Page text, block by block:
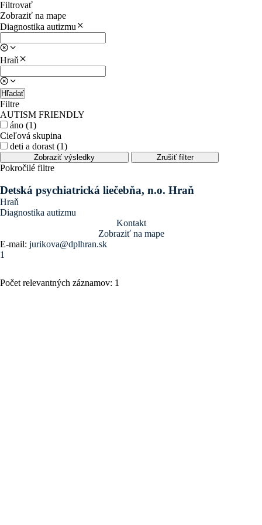
Filtrovať
Zobraziť na mape
Diagnostika autizmu
Hraň
Hľadať
Filtre
AUTISM FRIENDLY
áno (1)
Cieľová skupina
deti a dorast (1)
Zobraziť výsledky Zrušiť filter
Pokročilé filtre
Detská psychiatrická liečebňa, n.o. Hraň
Hraň
Diagnostika autizmu
Kontakt
Zobraziť na mape
E-mail: jurikova@dplhran.sk
1
Počet relevantných záznamov: 1